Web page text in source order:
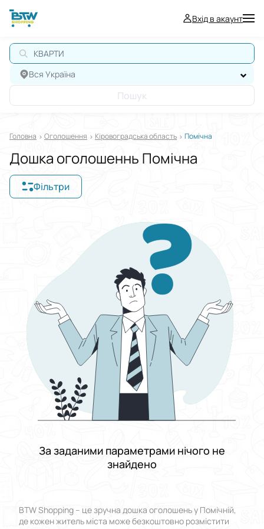
Вхід в акаунт
КВАРТИР
Вся Україна
Пошук
Головна Оголошення Кіровоградська область Помічна
Дошка оголошеннь Помічна
Фільтри
Виберіть групу категорій
Від До
Стан
Застосувати
Скинути все
За заданими параметрами нічого не
знайдено
BTW Shopping – це зручна дошка оголошень у Помічній,
де кожен житель міста може безкоштовно розмістити